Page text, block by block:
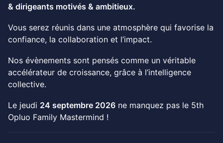
& dirigeants motivés & ambitieux.
Vous serez réunis dans une atmosphère qui favorise la
confiance, la collaboration et l’impact.
Nos évènements sont pensés comme un véritable
accélérateur de croissance, grâce à l’intelligence
collective.
Le jeudi 24 septembre 2026 ne manquez pas le 5th
Opluo Family Mastermind !